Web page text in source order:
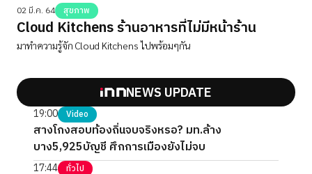
02 มี.ค. 64 สุขภาพ
Cloud Kitchens ร้านอาหารที่ไม่มีหน้าร้าน
มาทำความรู้จัก Cloud Kitchens ไปพร้อมๆกัน
NEWS UPDATE
19:00 Video
สางโกงสอบท้องถิ่นจบจริงหรอ? มท.ล้าง
บาง5,925บัญชี ศึกการเมืองยังไม่จบ
17:44 ทั่วไป